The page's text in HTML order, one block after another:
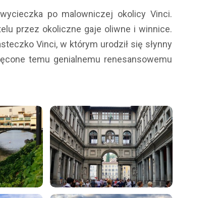
po malowniczej okolicy Vinci.
przez okoliczne gaje oliwne i winnice.
Vinci, w którym urodził się słynny
temu genialnemu renesansowemu